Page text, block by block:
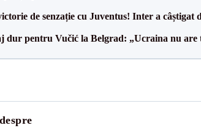
de senzație cu Juventus! Inter a câștigat
dur pentru Vučić la Belgrad: „Ucraina nu are